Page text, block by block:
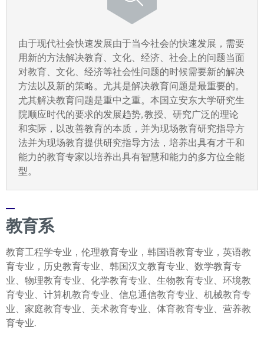
由于现代社会快速发展由于当今社会的快速发展，需要
用新的方法解决教育、文化、经济、社会上的问题当面
对教育、文化、经济等社会性问题的时候需要新的解决
方法以及新的策略。尤其是解决教育问题是最重要的。
尤其解决教育问题是重中之重。本国立安东大学研究生
院顺应时代的要求的发展趋势, 教授、研究广泛的理论
和实际，以改善教育的本质，并为现场教育研究指导方
法并为现场教育提供研究指导方法，培养出具有才干和
能力的教育专家以培养出具有智慧和能力的多方位全能
型。
教育系
教育工程学专业，伦理教育专业，韩国语教育专业，英语教
育专业，历史教育专业、韩国汉文教育专业、数学教育专
业、物理教育专业、化学教育专业、生物教育专业、环境教
育专业、计算机教育专业、信息通信教育专业、机械教育专
业、家庭教育专业、美术教育专业、体育教育专业、营养教
育专业.